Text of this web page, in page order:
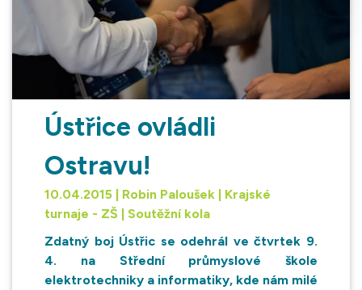
Ústřice ovládli
Ostravu!
10.04.2015 | Robin Paloušek | Krajské
turnaje - ZŠ | Soutěžní kola
Zdatný boj Ústřic se odehrál ve čtvrtek 9.
4. na Střední průmyslové škole
elektrotechniky a informatiky, kde nám milé